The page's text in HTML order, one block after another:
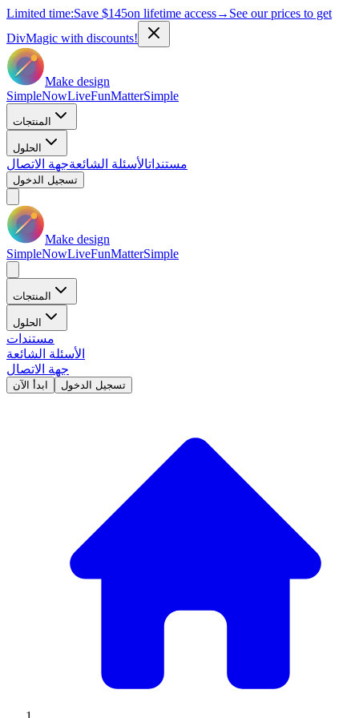
Limited time:Save $145on lifetime access→ See our prices to get
DivMagic with discounts!
Make design
SimpleNowLiveFunMatterSimple
المنتجات
الحلول
مستنداتالأسئلة الشائعةجهة الاتصال
تسجيل الدخول
Make design
SimpleNowLiveFunMatterSimple
المنتجات
الحلول
مستندات
الأسئلة الشائعة
جهة الاتصال
ابدأ الآن تسجيل الدخول